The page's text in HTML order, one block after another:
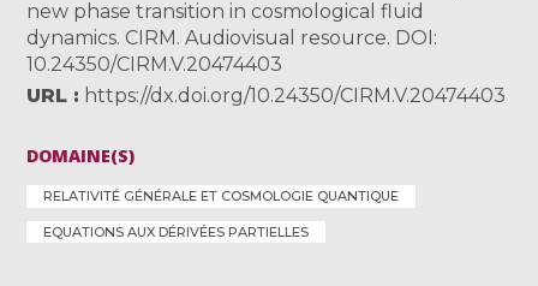
new phase transition in cosmological fluid
dynamics. CIRM. Audiovisual resource. DOI:
10.24350/CIRM.V.20474403
URL
https://dx.doi.org/10.24350/CIRM.V.20474403
DOMAINE(S)
RELATIVITÉ GÉNÉRALE ET COSMOLOGIE QUANTIQUE
EQUATIONS AUX DÉRIVÉES PARTIELLES